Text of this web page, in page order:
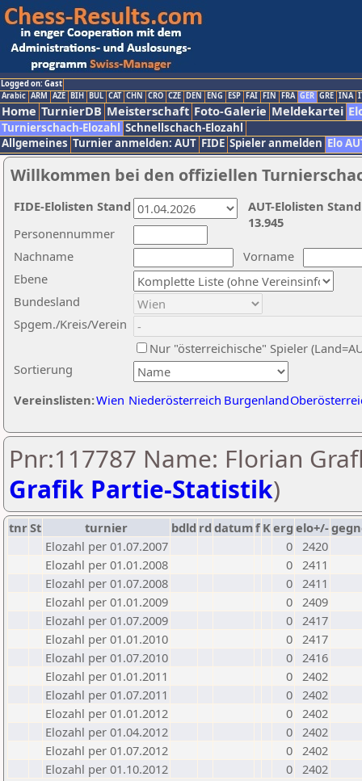
Logged on: Gast
Arabic ARM AZE BIH BUL CAT CHN CRO CZE DEN ENG ESP FAI FIN FRA GER GRE INA
Home TurnierDB Meisterschaft Foto-Galerie Meldekartei
Turnierschach-Elozahl Schnellschach-Elozahl
Allgemeines Turnier anmelden: AUT FIDE Spieler anmelden Elo
Willkommen bei den offiziellen
Nachname
Vorname
Ebene
Sortierung
Personennummer
Bundesland
Spgem./Kreis/Verein
Nur "österreichische" Spieler
Vereinslisten:Wien Niederösterreich Burgenland
AUT-Elolisten
13.945
FIDE-Elolisten Stand
Pnr:117787 Name: Florian
Grafik Partie-Statistik)
tnrSt turnier bdld rd datumf Kerg elo+/-
Elozahl per 01.07.2007
0 2420
Elozahl per 01.01.2008
0 2411
Elozahl per 01.07.2008
0 2411
Elozahl per 01.01.2009
0 2409
Elozahl per 01.07.2009
0 2417
Elozahl per 01.01.2010
0 2417
Elozahl per 01.07.2010
0 2416
Elozahl per 01.01.2011
0 2402
Elozahl per 01.07.2011
0 2402
Elozahl per 01.01.2012
0 2402
Elozahl per 01.04.2012
0 2402
Elozahl per 01.07.2012
0 2402
Elozahl per 01.10.2012
0 2402